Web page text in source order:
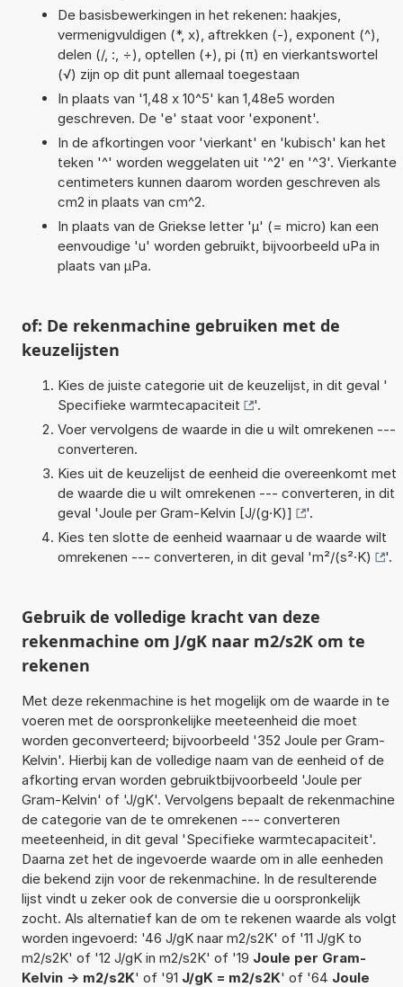
De basisbewerkingen in het rekenen: haakjes,
vermenigvuldigen (*, x), aftrekken (-), exponent (^),
delen (/, :, ÷), optellen (+), pi (π) en vierkantswortel
(√) zijn op dit punt allemaal toegestaan
In plaats van '1,48 x 10^5' kan 1,48e5 worden
geschreven. De 'e' staat voor 'exponent'.
In de afkortingen voor 'vierkant' en 'kubisch' kan het
teken '^' worden weggelaten uit '^2' en '^3'. Vierkante
centimeters kunnen daarom worden geschreven als
cm2 in plaats van cm^2.
In plaats van de Griekse letter 'µ' (= micro) kan een
eenvoudige 'u' worden gebruikt, bijvoorbeeld uPa in
plaats van µPa.
of: De rekenmachine gebruiken met de
keuzelijsten
Kies de juiste categorie uit de keuzelijst, in dit geval '
Specifieke warmtecapaciteit
'.
Voer vervolgens de waarde in die u wilt omrekenen ---
converteren.
Kies uit de keuzelijst de eenheid die overeenkomt met
de waarde die u wilt omrekenen --- converteren, in dit
geval 'Joule per Gram-Kelvin [J/(g·K)]
'.
Kies ten slotte de eenheid waarnaar u de waarde wilt
omrekenen --- converteren, in dit geval 'm²/(s²·K) '.
Gebruik de volledige kracht van deze
rekenmachine om J/gK naar m2/s2K om te
rekenen
Met deze rekenmachine is het mogelijk om de waarde in te
voeren met de oorspronkelijke meeteenheid die moet
worden geconverteerd; bijvoorbeeld '352 Joule per Gram-
Kelvin'. Hierbij kan de volledige naam van de eenheid of de
afkorting ervan worden gebruiktbijvoorbeeld 'Joule per
Gram-Kelvin' of 'J/gK'. Vervolgens bepaalt de rekenmachine
de categorie van de te omrekenen --- converteren
meeteenheid, in dit geval 'Specifieke warmtecapaciteit'.
Daarna zet het de ingevoerde waarde om in alle eenheden
die bekend zijn voor de rekenmachine. In de resulterende
lijst vindt u zeker ook de conversie die u oorspronkelijk
zocht. Als alternatief kan de om te rekenen waarde als volgt
worden ingevoerd: '46 J/gK naar m2/s2K' of '11 J/gK to
m2/s2K' of '12 J/gK in m2/s2K' of '19 Joule per Gram-
Kelvin -> m2/s2K' of '91 J/gK = m2/s2K' of '64 Joule